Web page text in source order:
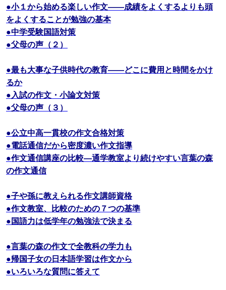
●小１から始める楽しい作文――成績をよくするよりも頭
をよくすることが勉強の基本
●中学受験国語対策
●父母の声（２）
●最も大事な子供時代の教育――どこに費用と時間をかけ
るか
●入試の作文・小論文対策
●父母の声（３）
●公立中高一貫校の作文合格対策
●電話通信だから密度濃い作文指導
●作文通信講座の比較―通学教室より続けやすい言葉の森
の作文通信
●子や孫に教えられる作文講師資格
●作文教室、比較のための７つの基準
●国語力は低学年の勉強法で決まる
●言葉の森の作文で全教科の学力も
●帰国子女の日本語学習は作文から
●いろいろな質問に答えて